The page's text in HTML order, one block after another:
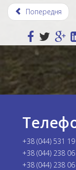
Попередня
+38 (044) 531
+38 (044) 238
+38 (044) 238 06